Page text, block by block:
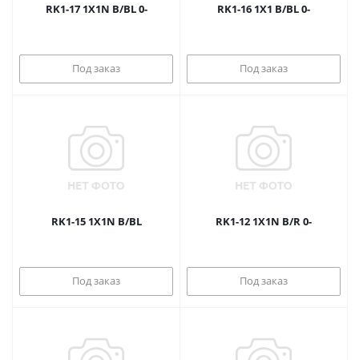
RK1-17 1X1N B/BL 0-
Под заказ
RK1-16 1X1 B/BL 0-
Под заказ
RK1-15 1X1N B/BL
Под заказ
RK1-12 1X1N B/R 0-
Под заказ